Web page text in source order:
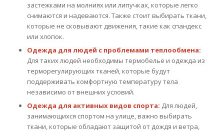
застежками на молниях или липучках, которые легко
снимаются и надеваются. Также стоит выбирать ткани,
которые не сковывают движения, такие как спандекс
или хлопок.
Одежда для людей с проблемами теплообмена:
Для таких людей необходимы термобелье и одежда из
терморегулирующих тканей, которые будут
поддерживать комфортную температуру тела
независимо от внешних условий.
Одежда для активных видов спорта: Для людей,
занимающихся спортом на улице, важно выбирать
ткани, которые обладают защитой от дождя и ветра,